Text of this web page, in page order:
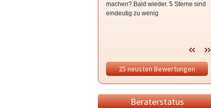
machen? Bald wieder. 5 Sterne sind
eindeutig zu wenig
25 neusten Bewertungen
Beraterstatus